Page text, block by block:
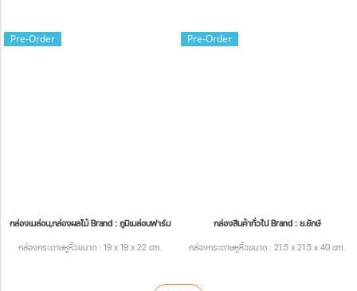
Pre-Order
กล่องเมล่อน,กล่องผลไม้ Brand : ภูมิเมล่อนฟาร์ม
กล่องกระดาษหูหิ้วขนาด : 19 x 19 x 22 cm.
Pre-Order
กล่องสินค้าทั่วไป Brand : ย.ยักษ์
กล่องกระดาษหูหิ้วขนาด : 21.5 x 21.5 x 40 cm.